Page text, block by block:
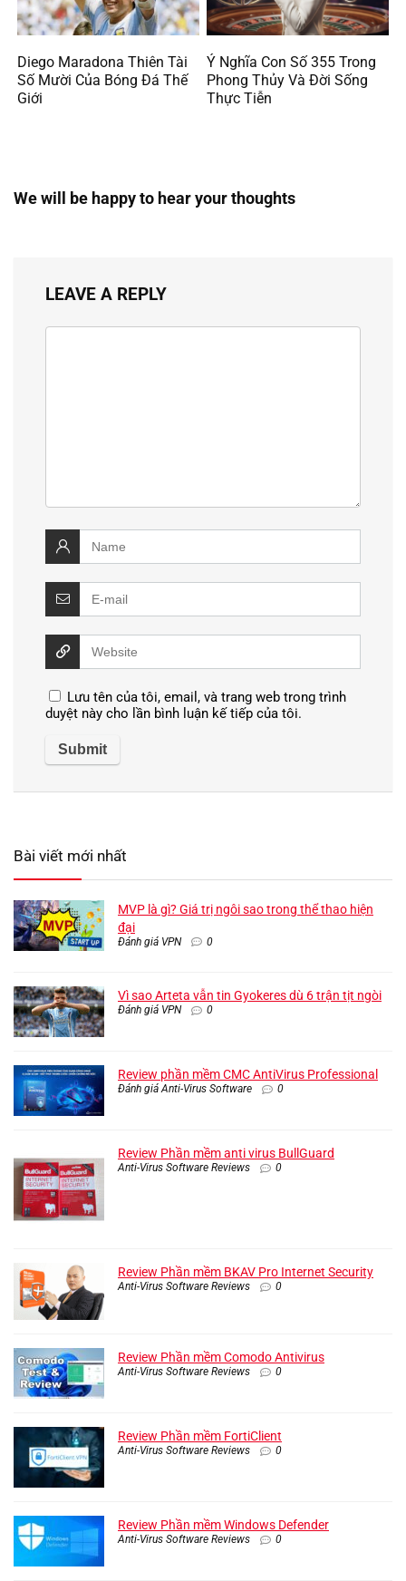
Diego Maradona Thiên Tài
Số Mười Của Bóng Đá Thế
Giới
Ý Nghĩa Con Số 355 Trong
Phong Thủy Và Đời Sống
Thực Tiễn
We will be happy to hear your thoughts
LEAVE A REPLY
Lưu tên của tôi, email, và trang web trong trình
duyệt này cho lần bình luận kế tiếp của tôi.
Bài viết mới nhất
MVP là gì? Giá trị ngôi sao trong thể thao hiện
đại
Đánh giá VPN 0
Vì sao Arteta vẫn tin Gyokeres dù 6 trận tịt ngòi
Đánh giá VPN 0
Review phần mềm CMC AntiVirus Professional
Đánh giá Anti-Virus Software 0
Review Phần mềm anti virus BullGuard
Anti-Virus Software Reviews 0
Review Phần mềm BKAV Pro Internet Security
Anti-Virus Software Reviews 0
Review Phần mềm Comodo Antivirus
Anti-Virus Software Reviews 0
Review Phần mềm FortiClient
Anti-Virus Software Reviews 0
Review Phần mềm Windows Defender
Anti-Virus Software Reviews 0